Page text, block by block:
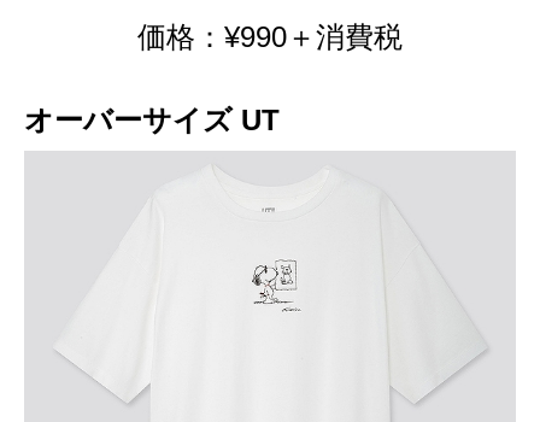
価格：¥990＋消費税
オーバーサイズ UT